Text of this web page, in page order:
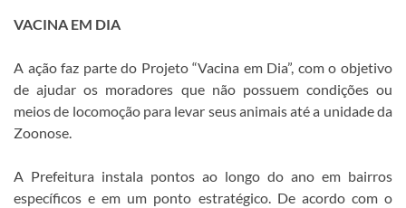
VACINA EM DIA
A ação faz parte do Projeto “Vacina em Dia”, com o objetivo
de ajudar os moradores que não possuem condições ou
meios de locomoção para levar seus animais até a unidade da
Zoonose.
A Prefeitura instala pontos ao longo do ano em bairros
específicos e em um ponto estratégico. De acordo com o